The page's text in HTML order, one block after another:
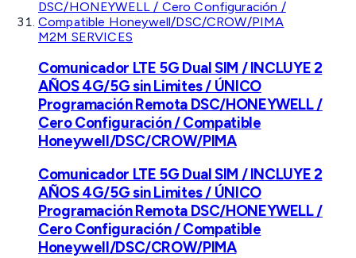
M2M SERVICES
Comunicador LTE 5G Dual SIM / INCLUYE 2
AÑOS 4G/5G sin Limites / ÚNICO
Programación Remota DSC/HONEYWELL /
Cero Configuración / Compatible
Honeywell/DSC/CROW/PIMA
Comunicador LTE 5G Dual SIM / INCLUYE 2
AÑOS 4G/5G sin Limites / ÚNICO
Programación Remota DSC/HONEYWELL /
Cero Configuración / Compatible
Honeywell/DSC/CROW/PIMA